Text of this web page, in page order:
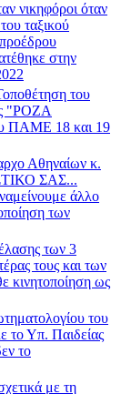
νικηφόροι όταν
ταξικού
στην
του
"ΡΟΖΑ
ΠΑΜΕ 18 και 19
Αθηναίων κ.
ΣΑΣ...
άλλο
των
των 3
τους και των
κινητοποίηση ως
του
το Υπ. Παιδείας
το
με τη